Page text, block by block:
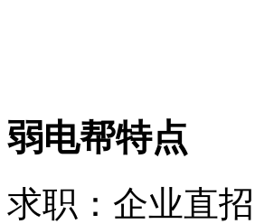
弱电帮特点
求职：企业直